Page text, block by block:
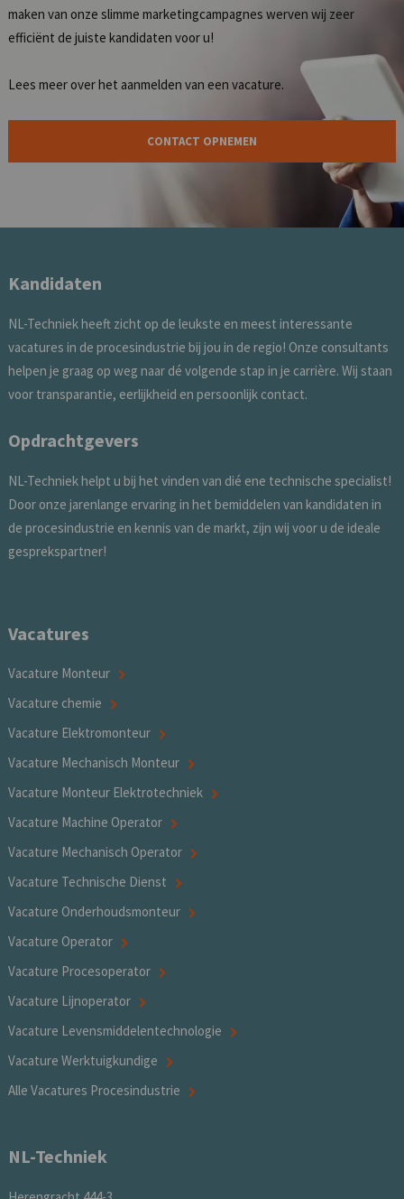
maken van onze slimme marketingcampagnes werven wij zeer
efficiënt de juiste kandidaten voor u!
Lees meer over het aanmelden van een vacature.
CONTACT OPNEMEN
Kandidaten
NL-Techniek heeft zicht op de leukste en meest interessante
vacatures in de procesindustrie bij jou in de regio! Onze consultants
helpen je graag op weg naar dé volgende stap in je carrière. Wij staan
voor transparantie, eerlijkheid en persoonlijk contact.
Opdrachtgevers
NL-Techniek helpt u bij het vinden van dié ene technische specialist!
Door onze jarenlange ervaring in het bemiddelen van kandidaten in
de procesindustrie en kennis van de markt, zijn wij voor u de ideale
gesprekspartner!
Vacatures
Vacature Monteur
Vacature chemie
Vacature Elektromonteur
Vacature Mechanisch Monteur
Vacature Monteur Elektrotechniek
Vacature Machine Operator
Vacature Mechanisch Operator
Vacature Technische Dienst
Vacature Onderhoudsmonteur
Vacature Operator
Vacature Procesoperator
Vacature Lijnoperator
Vacature Levensmiddelentechnologie
Vacature Werktuigkundige
Alle Vacatures Procesindustrie
NL-Techniek